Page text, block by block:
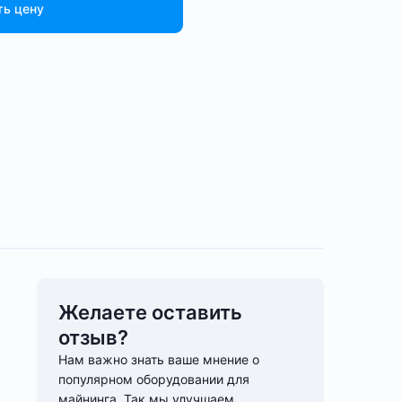
цену
Желаете оставить
отзыв?
Нам важно знать ваше мнение о
популярном оборудовании для
майнинга. Так мы улучшаем